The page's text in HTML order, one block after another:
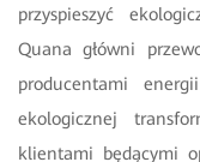
przyspieszyć
Quana główni
producentami
ekologicznej
klientami będącymi